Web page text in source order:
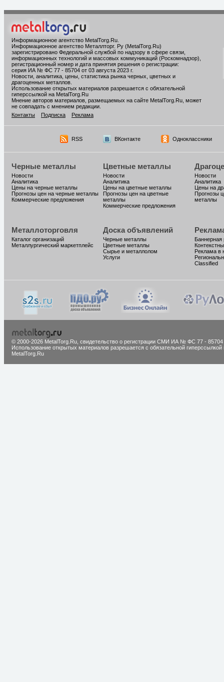
Информационное агентство MetalTorg.Ru
Информационное агентство Металлторг. Ру (MetalTorg.Ru)
зарегистрировано Федеральной службой по надзору в сфере связи,
информационных технологий и массовых коммуникаций (Роскомнадзор),
регистрационный номер и дата принятия решения о регистрации:
серия ИА № ФС 77 - 85704 от 03 августа 2023 г.
Новости, аналитика, цены, статистика рынка черных, цветных и
драгоценных металлов.
Использование открытых материалов разрешается с обязательной
гиперссылкой на MetalTorg.Ru
Мнение авторов материалов, размещаемых на сайте MetalTorg.Ru, может
не совпадать с мнением редакции.
Контакты
Подписка Реклама
RSS ВКонтакте Одноклассники
Черные металлы
Новости
Аналитика
Цены на черные металлы
Прогнозы цен на черные металлы
Коммерческие предложения
Цветные металлы
Новости
Аналитика
Цены на цветные металлы
Прогнозы цен на цветные
металлы
Коммерческие предложения
Новости
Аналитика
Цены на
Прогнозы
металлы
Металлоторговля
Каталог организаций
Металлургический маркетплейс
Доска объявлений
Черные металлы
Цветные металлы
Сырье и металлолом
Услуги
Баннерная
Реклама в
Classified
© 2000-2026 MetalTorg.Ru, cвидетельство о регистрации СМИ ИА № ФС 77 - 85704
Использование открытых материалов разрешается с обязательной гиперссылкой
MetalTorg.Ru